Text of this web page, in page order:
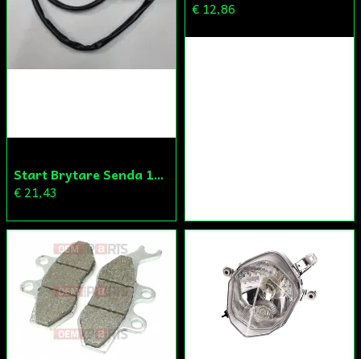
Start Brytare Senda 125cc
€ 21,43
€ 12,86